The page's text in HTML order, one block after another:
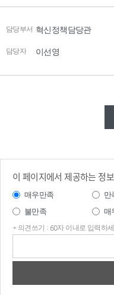
담당부서 혁신정책담당관
담당자 이선영
이 페이지에서 제공하는 정
매우만족 만
불만족
매
* 의견쓰기 : 60자 이내로 입력하